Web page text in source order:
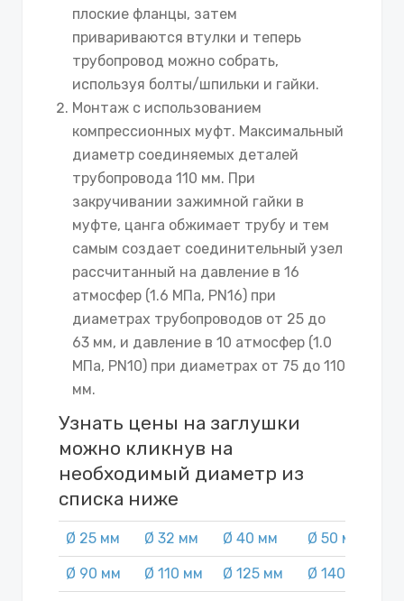
плоские фланцы, затем
привариваются втулки и теперь
трубопровод можно собрать,
используя болты/шпильки и гайки.
Монтаж с использованием
компрессионных муфт. Максимальный
диаметр соединяемых деталей
трубопровода 110 мм. При
закручивании зажимной гайки в
муфте, цанга обжимает трубу и тем
самым создает соединительный узел
рассчитанный на давление в 16
атмосфер (1.6 МПа, PN16) при
диаметрах трубопроводов от 25 до
63 мм, и давление в 10 атмосфер (1.0
МПа, PN10) при диаметрах от 75 до 110
мм.
Узнать цены на заглушки
можно кликнув на
необходимый диаметр из
списка ниже
Ø 25 мм Ø 32 мм Ø 40 мм Ø 50 мм
Ø 90 мм Ø 110 мм Ø 125 мм Ø 140 мм